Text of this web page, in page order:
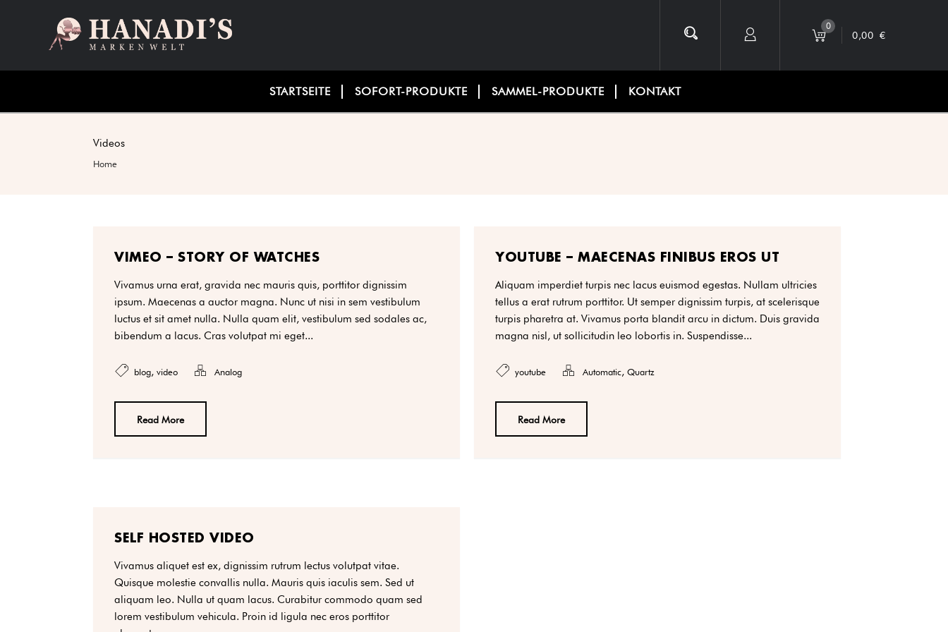
0
0,00 €
STARTSEITE SOFORT-PRODUKTE SAMMEL-PRODUKTE KONTAKT
Videos
Home
VIMEO – STORY OF WATCHES
Vivamus urna erat, gravida nec mauris quis, porttitor dignissim
ipsum. Maecenas a auctor magna. Nunc ut nisi in sem vestibulum
luctus et sit amet nulla. Nulla quam elit, vestibulum sed sodales ac,
bibendum a lacus. Cras volutpat mi eget...
blog, video Analog
Read More
YOUTUBE – MAECENAS FINIBUS EROS UT
Aliquam imperdiet turpis nec lacus euismod egestas. Nullam ultricies
tellus a erat rutrum porttitor. Ut semper dignissim turpis, at scelerisque
turpis pharetra at. Vivamus porta blandit arcu in dictum. Duis gravida
magna nisl, ut sollicitudin leo lobortis in. Suspendisse...
youtube Automatic, Quartz
Read More
SELF HOSTED VIDEO
Vivamus aliquet est ex, dignissim rutrum lectus volutpat vitae.
Quisque molestie convallis nulla. Mauris quis iaculis sem. Sed ut
aliquam leo. Nulla ut quam lacus. Curabitur commodo quam sed
lorem vestibulum vehicula. Proin id ligula nec eros porttitor